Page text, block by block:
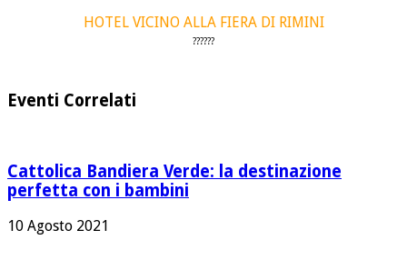
HOTEL VICINO ALLA FIERA DI RIMINI
??????
Eventi Correlati
Cattolica Bandiera Verde: la destinazione
perfetta con i bambini
10 Agosto 2021